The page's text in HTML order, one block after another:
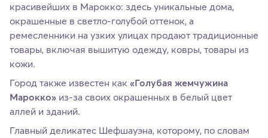
красивейших в Марокко: здесь уникальные дома,
окрашенные в светло-голубой оттенок, а
ремесленники на узких улицах продают традиционные
товары, включая вышитую одежду, ковры, товары из
кожи.
Город также известен как «Голубая жемчужина
Марокко» из-за своих окрашенных в белый цвет
аллей и зданий.
Главный деликатес Шефшауэна, которому, по словам